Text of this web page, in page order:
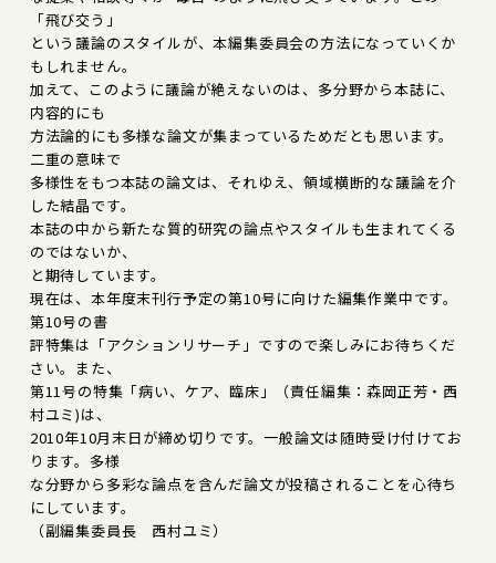
「飛び交う」
という議論のスタイルが、本編集委員会の方法になっていくか
もしれません。
加えて、このように議論が絶えないのは、多分野から本誌に、
内容的にも
方法論的にも多様な論文が集まっているためだとも思います。
二重の意味で
多様性をもつ本誌の論文は、それゆえ、領域横断的な議論を介
した結晶です。
本誌の中から新たな質的研究の論点やスタイルも生まれてくる
のではないか、
と期待しています。
現在は、本年度末刊行予定の第10号に向けた編集作業中です。
第10号の書
評特集は「アクションリサーチ」ですので楽しみにお待ちくだ
さい。また、
第11号の特集「病い、ケア、臨床」（責任編集：森岡正芳・西
村ユミ)は、
2010年10月末日が締め切りです。一般論文は随時受け付けてお
ります。多様
な分野から多彩な論点を含んだ論文が投稿されることを心待ち
にしています。
（副編集委員長 西村ユミ）